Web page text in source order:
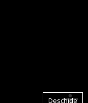
Deschide
Cursor mare